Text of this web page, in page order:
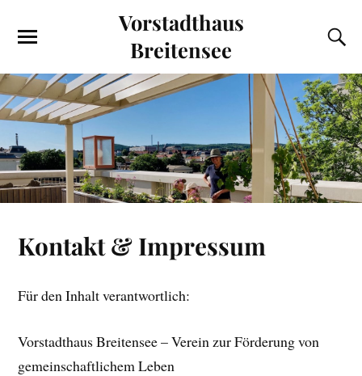
Vorstadthaus
Breitensee
Kontakt & Impressum
Für den Inhalt verantwortlich:
Vorstadthaus Breitensee – Verein zur Förderung von
gemeinschaftlichem Leben